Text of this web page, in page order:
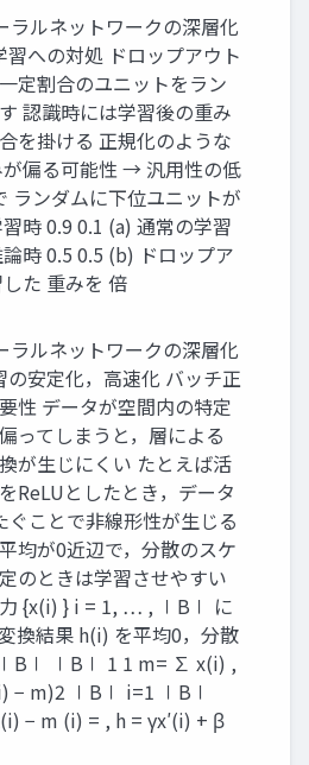
ラルネットワークの深層化
への対処 ドロップアウト
定割合のユニットをラン
認識時には学習後の重み
を掛ける 正規化のような
偏る可能性 → 汎⽤性の低
ランダムに下位ユニットが
時 0.9 0.1 (a) 通常の学習
時 0.5 0.5 (b) ドロップア
た 重みを 倍
ラルネットワークの深層化
安定化，高速化 バッチ正
性 データが空間内の特定
ってしまうと，層による
が生じにくい たとえば活
ReLUとしたとき，データ
ぐことで非線形性が生じる
均が0近辺で，分散のスケ
のときは学習させやすい
力 {x(i) } i = 1, … , ∣B∣ に
換結果 h(i) を平均0，分散
∣B∣ ∣B∣ 1 1 m= ∑ x(i) ,
− m)2 ∣B∣ i=1 ∣B∣
x(i) − m (i) = , h = γx′(i) + β